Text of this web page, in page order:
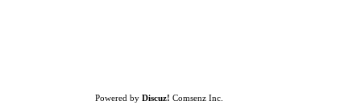
Powered by Discuz! Comsenz Inc.